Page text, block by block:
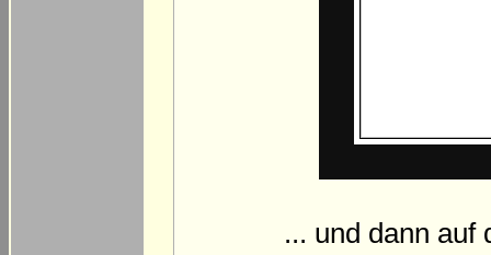
... und dann auf